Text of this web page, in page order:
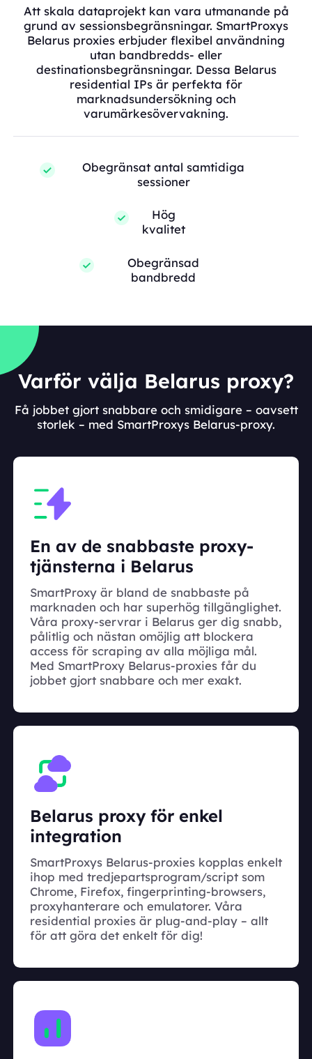
Att skala dataprojekt kan vara utmanande på
grund av sessionsbegränsningar. SmartProxys
Belarus proxies erbjuder flexibel användning
utan bandbredds- eller
destinationsbegränsningar. Dessa Belarus
residential IPs är perfekta för
marknadsundersökning och
varumärkesövervakning.
Obegränsat antal samtidiga
sessioner
Hög
kvalitet
Obegränsad
bandbredd
Varför välja Belarus proxy?
Få jobbet gjort snabbare och smidigare – oavsett
storlek – med SmartProxys Belarus-proxy.
En av de snabbaste proxy-
tjänsterna i Belarus
SmartProxy är bland de snabbaste på
marknaden och har superhög tillgänglighet.
Våra proxy-servrar i Belarus ger dig snabb,
pålitlig och nästan omöjlig att blockera
access för scraping av alla möjliga mål.
Med SmartProxy Belarus-proxies får du
jobbet gjort snabbare och mer exakt.
Belarus proxy för enkel
integration
SmartProxys Belarus-proxies kopplas enkelt
ihop med tredjepartsprogram/script som
Chrome, Firefox, fingerprinting-browsers,
proxyhanterare och emulatorer. Våra
residential proxies är plug-and-play – allt
för att göra det enkelt för dig!